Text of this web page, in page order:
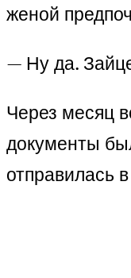
женой
— Ну да.
Через месяц
документы
отправилась